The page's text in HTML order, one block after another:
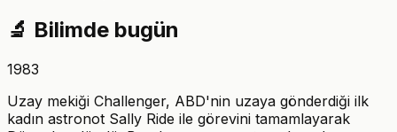
🔬 Bilimde bugün
1983
Uzay mekiği Challenger, ABD'nin uzaya gönderdiği ilk
kadın astronot Sally Ride ile görevini tamamlayarak